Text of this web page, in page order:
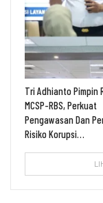
Tri Adhianto Pimpin
MCSP-RBS, Perkuat
Pengawasan Dan
Risiko Korupsi…